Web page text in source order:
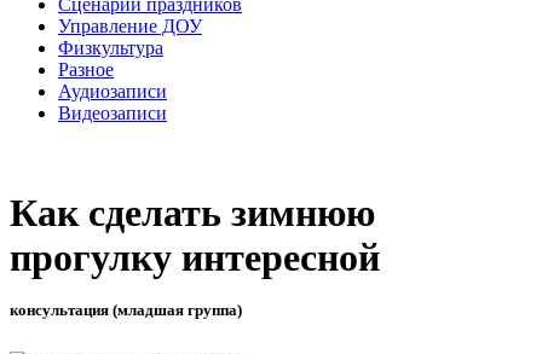
Управление ДОУ
Физкультура
Разное
Аудиозаписи
Видеозаписи
Как сделать зимнюю
прогулку интересной
консультация (младшая группа)